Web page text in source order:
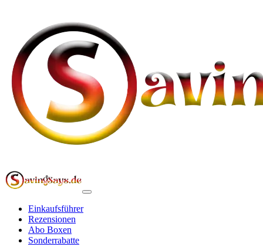
Einkaufsführer
Rezensionen
Abo Boxen
Sonderrabatte